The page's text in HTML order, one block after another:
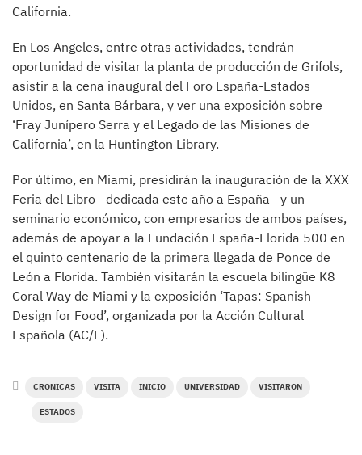
California.
En Los Angeles, entre otras actividades, tendrán
oportunidad de visitar la planta de producción de Grifols,
asistir a la cena inaugural del Foro España-Estados
Unidos, en Santa Bárbara, y ver una exposición sobre
‘Fray Junípero Serra y el Legado de las Misiones de
California’, en la Huntington Library.
Por último, en Miami, presidirán la inauguración de la XXX
Feria del Libro –dedicada este año a España– y un
seminario económico, con empresarios de ambos países,
además de apoyar a la Fundación España-Florida 500 en
el quinto centenario de la primera llegada de Ponce de
León a Florida. También visitarán la escuela bilingüe K8
Coral Way de Miami y la exposición ‘Tapas: Spanish
Design for Food’, organizada por la Acción Cultural
Española (AC/E).
CRONICAS VISITA INICIO UNIVERSIDAD VISITARON
ESTADOS